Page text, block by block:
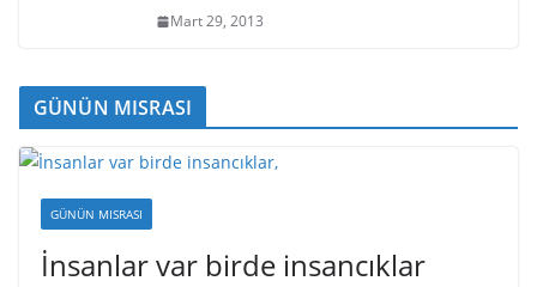
Mart 29, 2013
GÜNÜN MISRASI
GÜNÜN MISRASI
İnsanlar var birde insancıklar